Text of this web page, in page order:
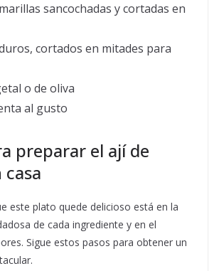
sancochadas y cortadas en
cortados en mitades para
o de oliva
al gusto
preparar el ají de
este plato quede delicioso está en la
de cada ingrediente y en el
Sigue estos pasos para obtener un